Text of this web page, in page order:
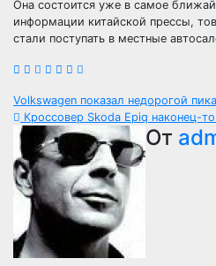
Она состоится уже в самое
информации китайской прессы,
стали поступать в местные
Навигация
по
записям
Volkswagen показал недорогой
Кроссовер Skoda Epiq наконец-
От